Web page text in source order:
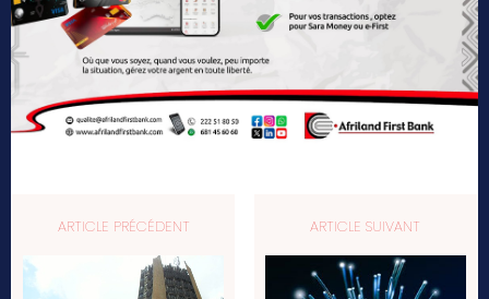
ARTICLE PRÉCÉDENT ARTICLE SUIVANT